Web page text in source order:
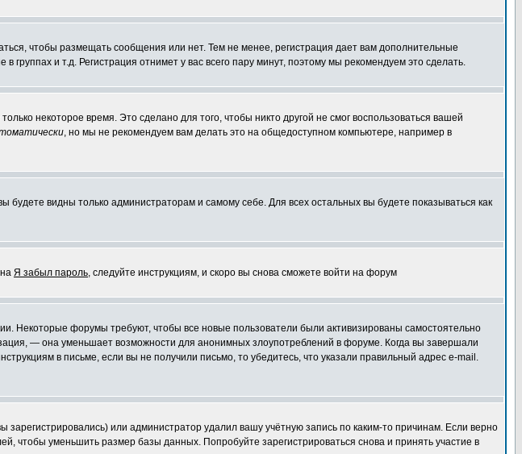
чтобы размещать сообщения или нет. Тем не менее, регистрация дает вам дополнительные
и т.д. Регистрация отнимет у вас всего пару минут, поэтому мы рекомендуем это сделать.
некоторое время. Это сделано для того, чтобы никто другой не смог воспользоваться вашей
, но мы не рекомендуем вам делать это на общедоступном компьютере, например в
будете видны только администраторам и самому себе. Для всех остальных вы будете показываться как
Я забыл пароль, следуйте инструкциям, и скоро вы снова сможете войти на форум
Некоторые форумы требуют, чтобы все новые пользователи были активизированы самостоятельно
— она уменьшает возможности для анонимных злоупотреблений в форуме. Когда вы завершали
в письме, если вы не получили письмо, то убедитесь, что указали правильный адрес e-mail.
или администратор удалил вашу учётную запись по каким-то причинам. Если верно
чтобы уменьшить размер базы данных. Попробуйте зарегистрироваться снова и принять участие в